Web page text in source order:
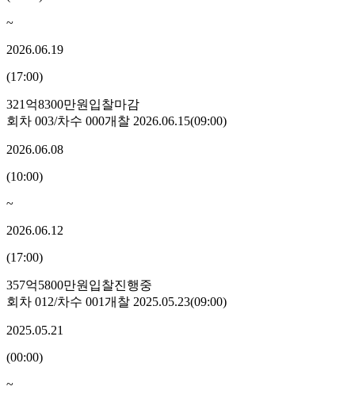
~
2026.06.19
(17:00)
321억8300만원 입찰마감
회차 003/차수 000개찰 2026.06.15(09:00)
2026.06.08
(10:00)
~
2026.06.12
(17:00)
357억5800만원 입찰진행중
회차 012/차수 001개찰 2025.05.23(09:00)
2025.05.21
(00:00)
~